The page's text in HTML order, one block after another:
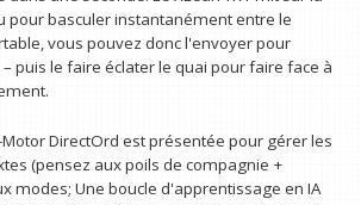
pour basculer instantanément entre le
vous pouvez donc l'envoyer pour
puis le faire éclater le quai pour faire face à
DirectOrd est présentée pour gérer les
(pensez aux poils de compagnie +
modes; Une boucle d'apprentissage en IA